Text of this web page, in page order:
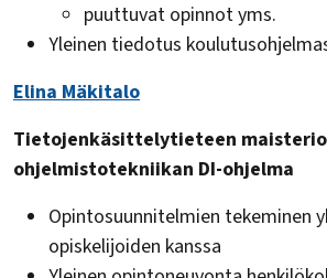
puuttuvat opinnot yms.
Yleinen tiedotus
Elina Mäkitalo
Tietojenkäsittelytieteen
ohjelmistotekniikan DI-ohjelma
Opintosuunnitelmien tekeminen
opiskelijoiden kanssa